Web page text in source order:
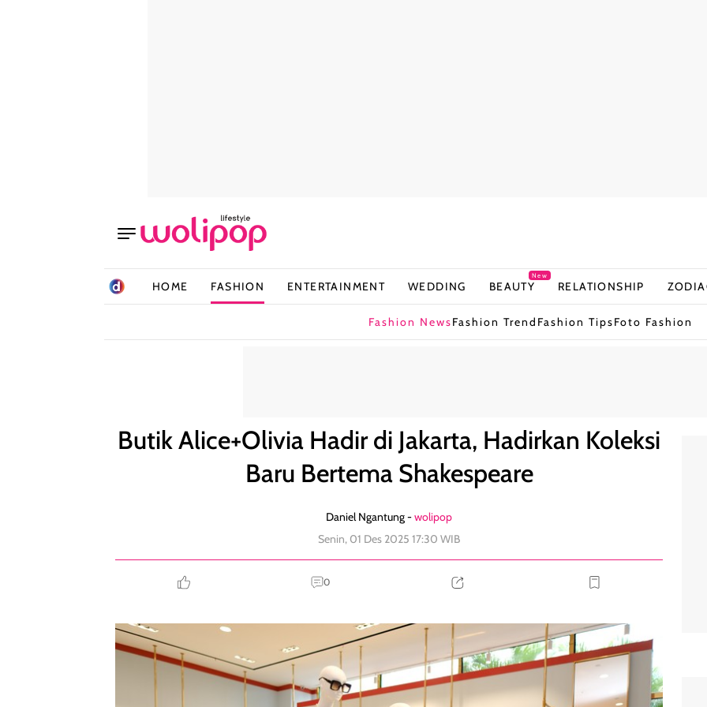
HOME FASHION ENTERTAINMENT WEDDING BEAUTY
New
RELATIONSHIP
Fashion NewsFashion Trend Fashion TipsFoto Fashion
Butik Alice+Olivia Hadir di Jakarta, Hadirkan Koleksi
Baru Bertema Shakespeare
Daniel Ngantung -wolipop
Senin, 01 Des 2025 17:30 WIB
0